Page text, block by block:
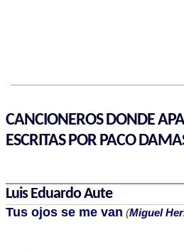
CANCIONEROS DONDE
ESCRITAS POR PACO
Luis Eduardo Aute
Tus ojos se me van (Miguel